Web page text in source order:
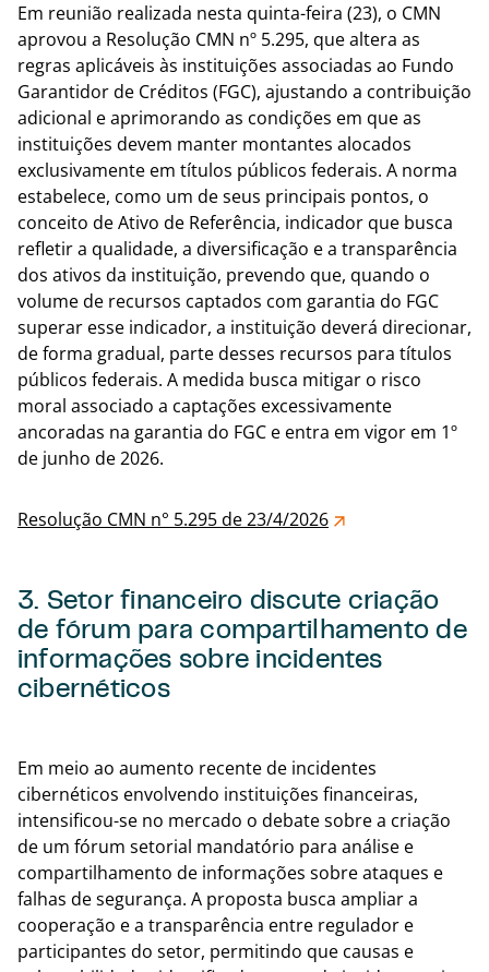
Em reunião realizada nesta quinta-feira (23), o CMN
aprovou a Resolução CMN nº 5.295, que altera as
regras aplicáveis às instituições associadas ao Fundo
Garantidor de Créditos (FGC), ajustando a contribuição
adicional e aprimorando as condições em que as
instituições devem manter montantes alocados
exclusivamente em títulos públicos federais. A norma
estabelece, como um de seus principais pontos, o
conceito de Ativo de Referência, indicador que busca
refletir a qualidade, a diversificação e a transparência
dos ativos da instituição, prevendo que, quando o
volume de recursos captados com garantia do FGC
superar esse indicador, a instituição deverá direcionar,
de forma gradual, parte desses recursos para títulos
públicos federais. A medida busca mitigar o risco
moral associado a captações excessivamente
ancoradas na garantia do FGC e entra em vigor em 1º
de junho de 2026.
Resolução CMN n° 5.295 de 23/4/2026
3. Setor financeiro discute criação
de fórum para compartilhamento de
informações sobre incidentes
cibernéticos
Em meio ao aumento recente de incidentes
cibernéticos envolvendo instituições financeiras,
intensificou-se no mercado o debate sobre a criação
de um fórum setorial mandatório para análise e
compartilhamento de informações sobre ataques e
falhas de segurança. A proposta busca ampliar a
cooperação e a transparência entre regulador e
participantes do setor, permitindo que causas e